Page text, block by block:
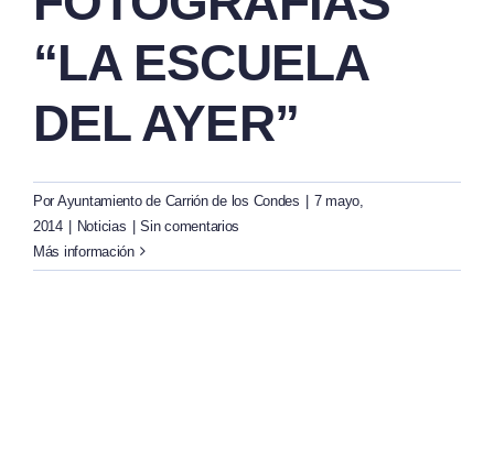
“LA ESCUELA
DEL AYER”
Por Ayuntamiento de Carrión de los Condes
7 mayo,
2014
Noticias
Sin comentarios
Más información